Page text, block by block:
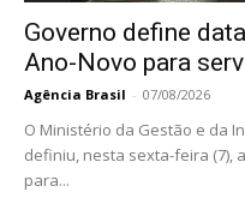
Governo define
Ano-Novo para
Agência Brasil - 07/08/2026
O Ministério da Gestão e da
definiu, nesta sexta-feira (7),
para...